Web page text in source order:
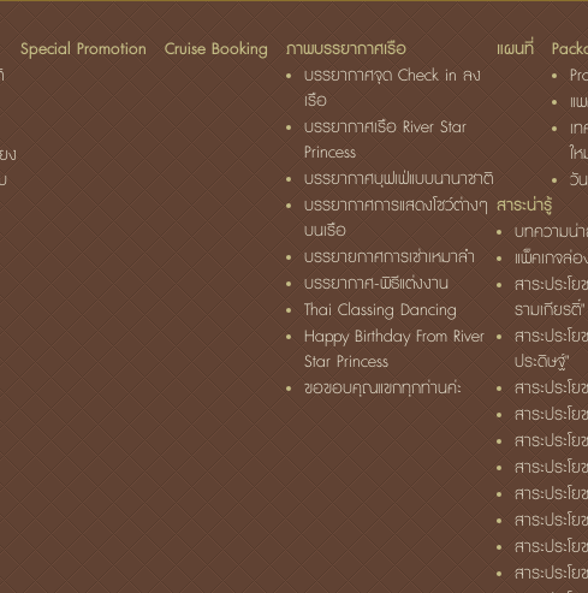
ง
Special Promotion Cruise Booking
ภาพบรรยากาศเรือ
บรรยากาศจุด Check in ลง
เรือ
บรรยากาศเรือ River Star
Princess
บรรยากาศบุฟเฟ่แบบนานาชาติ
บรรยากาศการแสดงโชว์ต่างๆ
บนเรือ
บรรยายกาศการเช่าเหมาลำ
บรรยากาศ-พิธีแต่งงาน
Thai Classing Dancing
Happy Birthday From River
Star Princess
ขอขอบคุณแขกทุกท่านค่ะ
แผนที่
แ
เ
ใ
วั
สาระน่ารู้
บทความน่า
แพ็คเกจล่อ
สาระประโ
รามเกียรติ์"
สาระประโ
ประดิษฐ์"
สาระประโ
สาระประโ
สาระประโ
สาระประโ
สาระประโ
สาระประโ
สาระประโ
สาระประโย